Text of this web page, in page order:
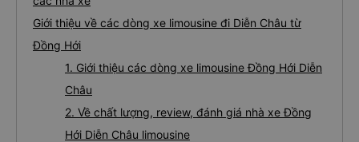
Giới thiệu về các dòng xe limousine đi Diễn Châu từ
Đồng Hới
1. Giới thiệu các dòng xe limousine Đồng Hới Diễn
Châu
2. Về chất lượng, review, đánh giá nhà xe Đồng
Hới Diễn Châu limousine